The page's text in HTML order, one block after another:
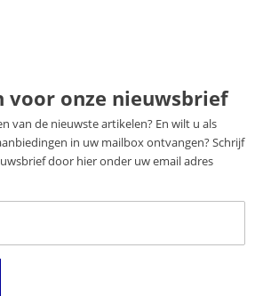
voor onze nieuwsbrief
van de nieuwste artikelen? En wilt u als
in uw mailbox ontvangen? Schrijf
door hier onder uw email adres